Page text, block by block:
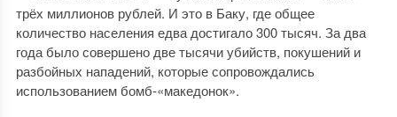
трёх миллионов рублей. И это в Баку, где общее
количество населения едва достигало 300 тысяч. За два
года было совершено две тысячи убийств, покушений и
разбойных нападений, которые сопровождались
использованием бомб-«македонок».